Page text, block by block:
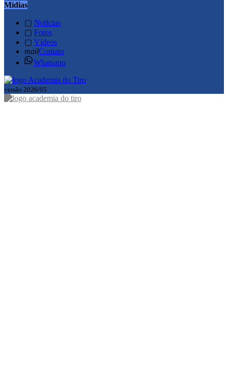
Mídias
▢ Notícias
▢ Fotos
▢ Vídeos
mailContato
Whatsapp
versão 2026/05